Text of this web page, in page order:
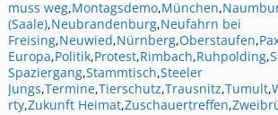
muss weg,Montagsdemo,München,
(Saale),Neubrandenburg,Neufahrn bei
Freising,Neuwied,Nürnberg,Oberstaufen,
Europa,Politik,Protest,Rimbach,Ruhpolding,
Spaziergang,Stammtisch,Steeler
Jungs,Termine,Tierschutz,Trausnitz,Tumult,
rty,Zukunft Heimat,Zuschauertreffen,